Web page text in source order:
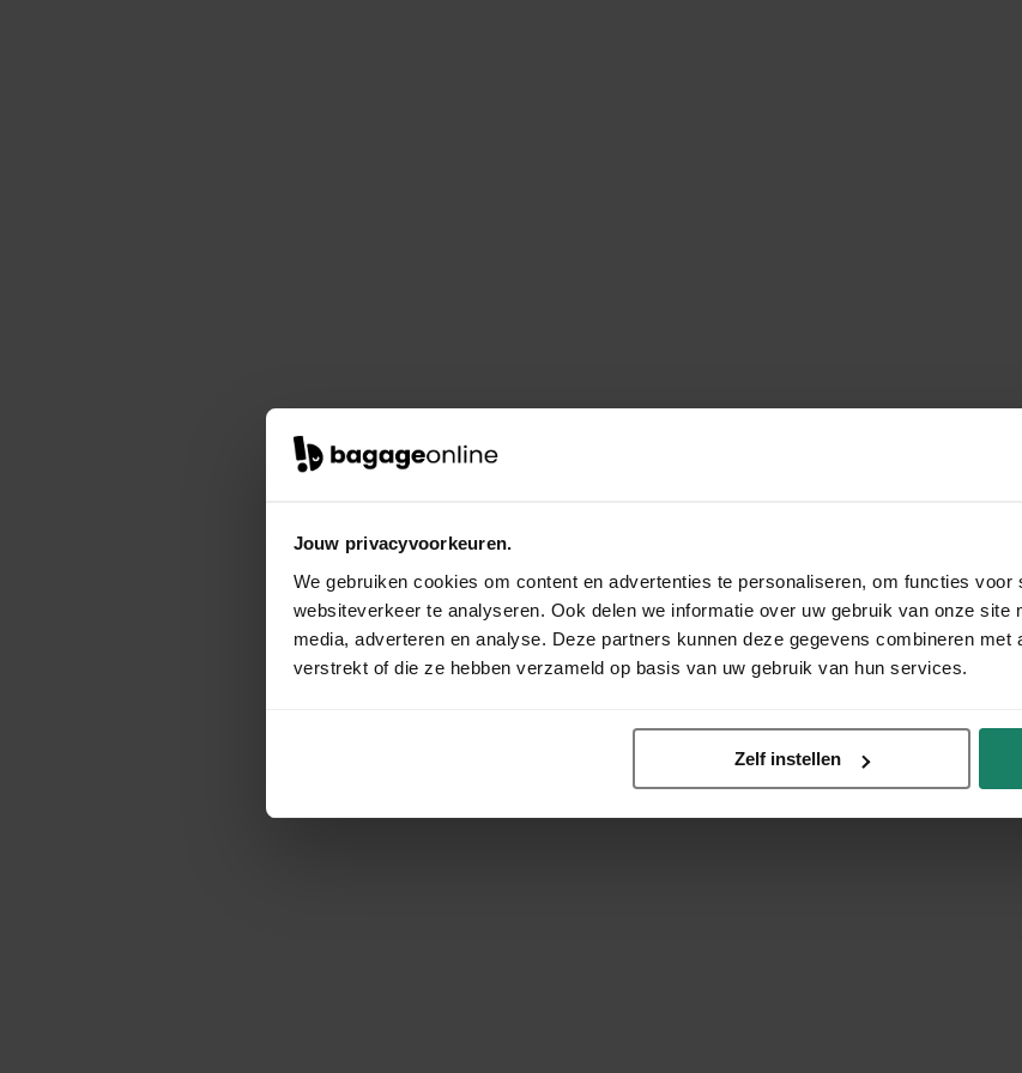
Jouw privacyvoorkeuren.
We gebruiken cookies om content en advertenties te personaliseren, om functies voor
websiteverkeer te analyseren. Ook delen we informatie over uw gebruik van onze site
media, adverteren en analyse. Deze partners kunnen deze gegevens combineren met
verstrekt of die ze hebben verzameld op basis van uw gebruik van hun services.
Zelf instellen